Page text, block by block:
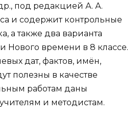
под редакцией А. А.
и содержит контрольные
а также два варианта
Нового времени в 8 классе.
дат, фактов, имён,
полезны в качестве
работам даны
и методистам.